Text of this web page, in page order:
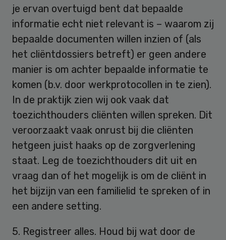
je ervan overtuigd bent dat bepaalde
informatie echt niet relevant is – waarom zij
bepaalde documenten willen inzien of (als
het cliëntdossiers betreft) er geen andere
manier is om achter bepaalde informatie te
komen (b.v. door werkprotocollen in te zien).
In de praktijk zien wij ook vaak dat
toezichthouders cliënten willen spreken. Dit
veroorzaakt vaak onrust bij die cliënten
hetgeen juist haaks op de zorgverlening
staat. Leg de toezichthouders dit uit en
vraag dan of het mogelijk is om de cliënt in
het bijzijn van een familielid te spreken of in
een andere setting.
5. Registreer alles. Houd bij wat door de